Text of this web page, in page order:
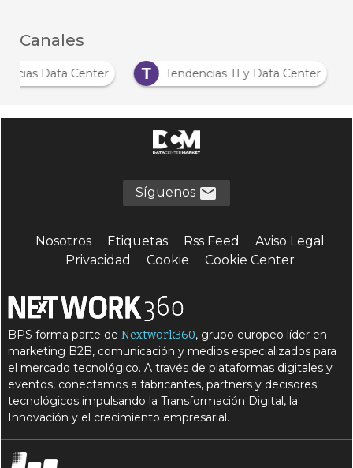
Canales
Data Center T Tendencias TI y Data Center
Síguenos
Nosotros Etiquetas Rss Feed
Aviso Legal
Privacidad
Cookie Cookie Center
BPS forma parte deNextwork360, grupo europeo líder en
marketing B2B, comunicación y medios especializados para
el mercado tecnológico. A través de plataformas digitales y
eventos, conectamos a fabricantes, partners y decisores
tecnológicos impulsando la Transformación Digital, la
Innovación y el crecimiento empresarial.